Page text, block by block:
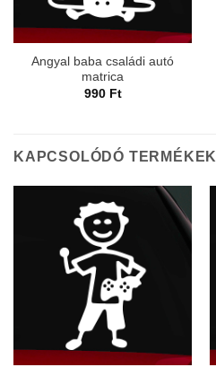
Angyal baba családi autó
matrica
990 Ft
KAPCSOLÓDÓ TERMÉKEK